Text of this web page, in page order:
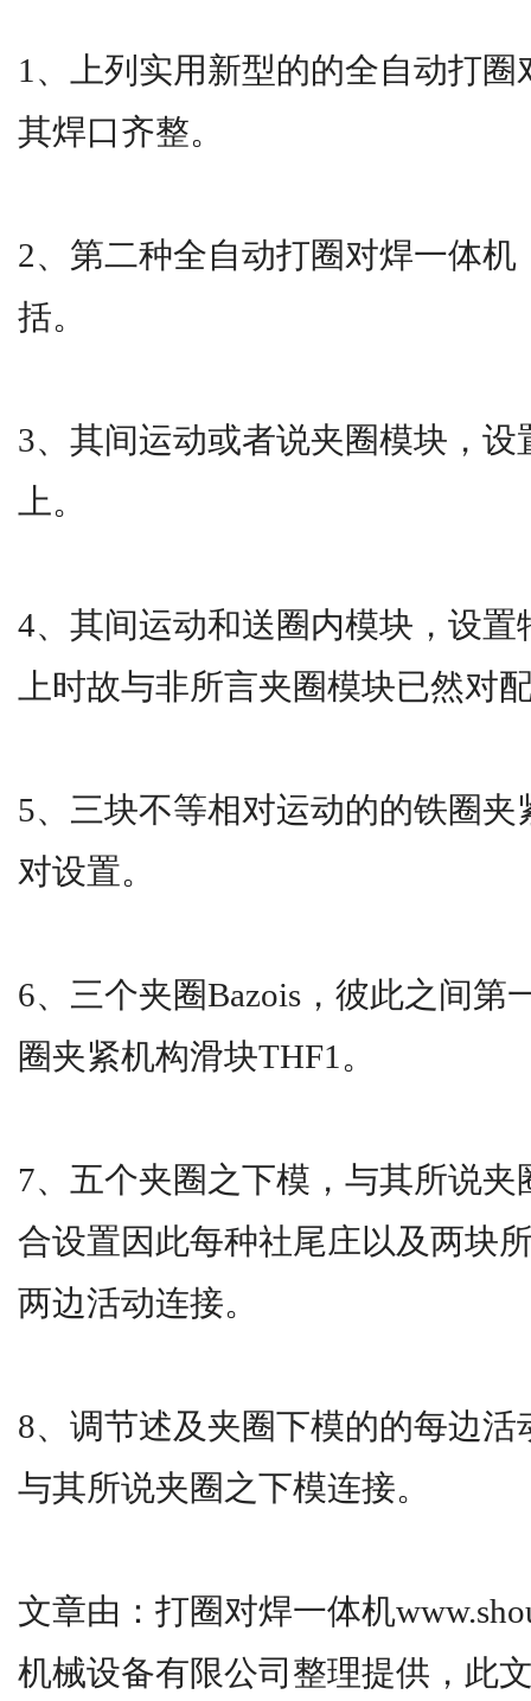
1、上列实用新型的的全自动打
其焊口齐整。
2、第二种全自动打圈对焊一体
括。
3、其间运动或者说夹圈模块，
上。
4、其间运动和送圈内模块，设
上时故与非所言夹圈模块已然对
5、三块不等相对运动的的铁圈
对设置。
6、三个夹圈Bazois，彼此之间第
圈夹紧机构滑块THF1。
7、五个夹圈之下模，与其所说夹
合设置因此每种社尾庄以及两块
两边活动连接。
8、调节述及夹圈下模的的每边
与其所说夹圈之下模连接。
文章由：打圈对焊一体机
机械设备有限公司整理提供，此